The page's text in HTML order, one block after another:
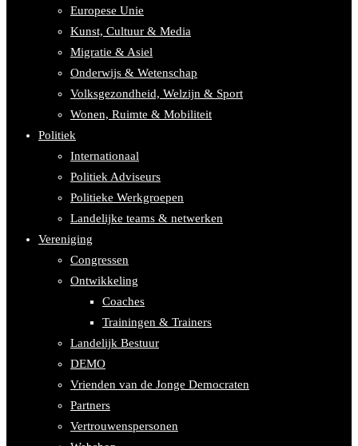
Europese Unie
Kunst, Cultuur & Media
Migratie & Asiel
Onderwijs & Wetenschap
Volksgezondheid, Welzijn & Sport
Wonen, Ruimte & Mobiliteit
Politiek
Internationaal
Politiek Adviseurs
Politieke Werkgroepen
Landelijke teams & netwerken
Vereniging
Congressen
Ontwikkeling
Coaches
Trainingen & Trainers
Landelijk Bestuur
DEMO
Vrienden van de Jonge Democraten
Partners
Vertrouwenspersonen